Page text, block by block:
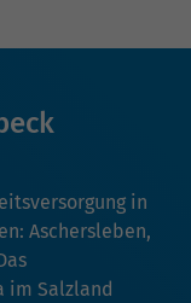
in
Aschersleben,
im Salzland